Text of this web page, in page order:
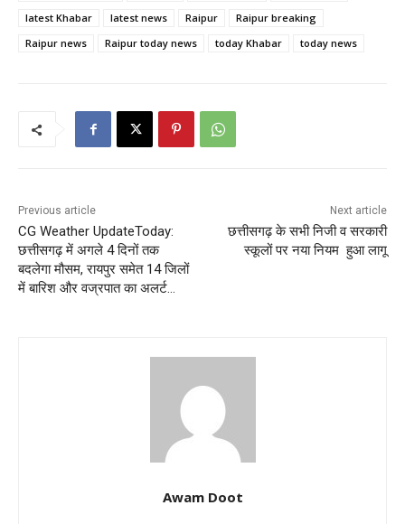
latest Khabar
latest news Raipur
Raipur breaking
Raipur news
Raipur today news today Khabar today news
Previous article
CG Weather UpdateToday:
छत्तीसगढ़ में अगले 4 दिनों तक
बदलेगा मौसम, रायपुर समेत 14 जिलों
में बारिश और वज्रपात का अलर्ट…
Next article
छत्तीसगढ़ के सभी निजी व सरकारी
स्कूलों पर नया नियम हुआ लागू
Awam Doot